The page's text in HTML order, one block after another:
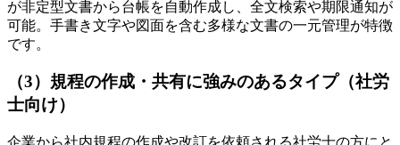
が非定型文書から台帳を自動作成し、全文検索や期限通知が
可能。手書き文字や図面を含む多様な文書の一元管理が特徴
です。
（3）規程の作成・共有に強みのあるタイプ（社労
士向け）
企業から社内規程の作成や改訂を依頼される社労士の方にと